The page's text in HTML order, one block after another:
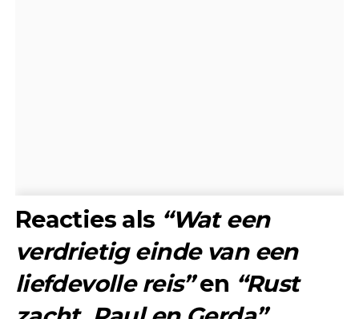
Reacties als “Wat een
verdrietig einde van een
liefdevolle reis”en “Rust